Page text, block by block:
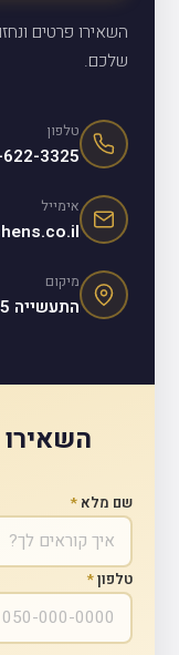
השאירו פרטים
שלכם.
טלפון
3325
אימייל
מיקום
התעשייה 5, ראש העין
השאירו
שם מלא*
טלפון*